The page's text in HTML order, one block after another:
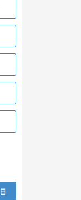
日